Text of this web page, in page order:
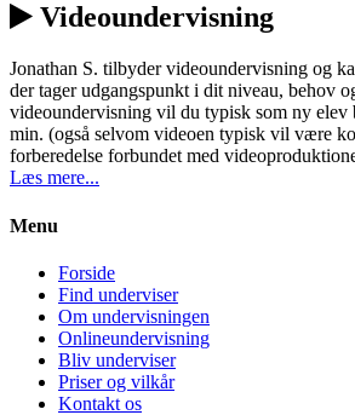
Videoundervisning
Jonathan S. tilbyder videoundervisning og
der tager udgangspunkt i dit niveau, behov
videoundervisning vil du typisk som ny elev
min. (også selvom videoen typisk vil være
forberedelse forbundet med
Læs mere...
Menu
Forside
Find underviser
Om undervisningen
Onlineundervisning
Bliv underviser
Priser og vilkår
Kontakt os